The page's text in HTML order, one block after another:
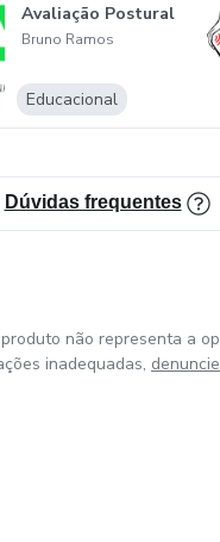
Avaliação Postural
Bruno Ramos
Educacional
Dúvidas frequentes
não representa a
inadequadas,